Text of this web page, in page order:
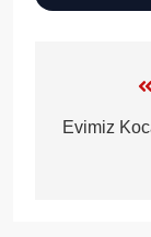
Evimiz